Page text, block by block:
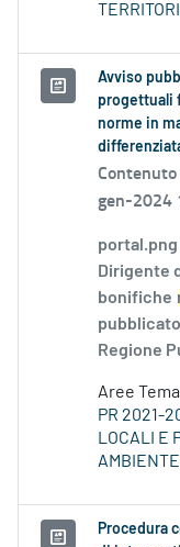
Avviso
progettuali
norme in
gen-2024
portal.png
Dirigente
bonifiche
Regione
Aree
PR 2021-
LOCALI E
Procedura